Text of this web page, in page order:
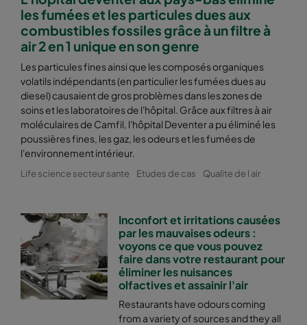
les fumées et les particules dues aux
combustibles fossiles grâce à un filtre à
air 2 en 1 unique en son genre
Les particules fines ainsi que les composés organiques
volatils indépendants (en particulier les fumées dues au
diesel) causaient de gros problèmes dans les zones de
soins et les laboratoires de l'hôpital. Grâce aux filtres à air
moléculaires de Camfil, l'hôpital Deventer a pu éliminé les
poussières fines, les gaz, les odeurs et les fumées de
l'environnement intérieur.
Life science secteur sante Etudes de cas Qualite de l air
Inconfort et irritations causées
par les mauvaises odeurs :
voyons ce que vous pouvez
faire dans votre restaurant pour
éliminer les nuisances
olfactives et assainir l'air
Restaurants have odours coming
from a variety of sources and they all